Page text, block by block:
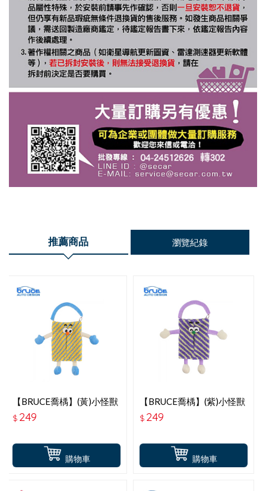
推薦商品 瀏覽紀錄
購物車
【BRUCE喬楀】(黃)小怪獸
面紙套
$ 249
購物車
【BRUCE喬楀】(紫)小怪獸
面紙套
$ 249